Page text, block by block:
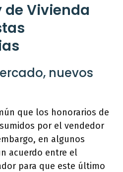
de Vivienda
nuevos
que los honorarios de
por el vendedor
en algunos
acuerdo entre el
para que este último